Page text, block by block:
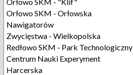
Orłowo SKM - Orłowska
Nawigatorów
Zwycięstwa - Wielkopolska
Redłowo SKM - Park Technologiczny
Centrum Nauki Experyment
Harcerska